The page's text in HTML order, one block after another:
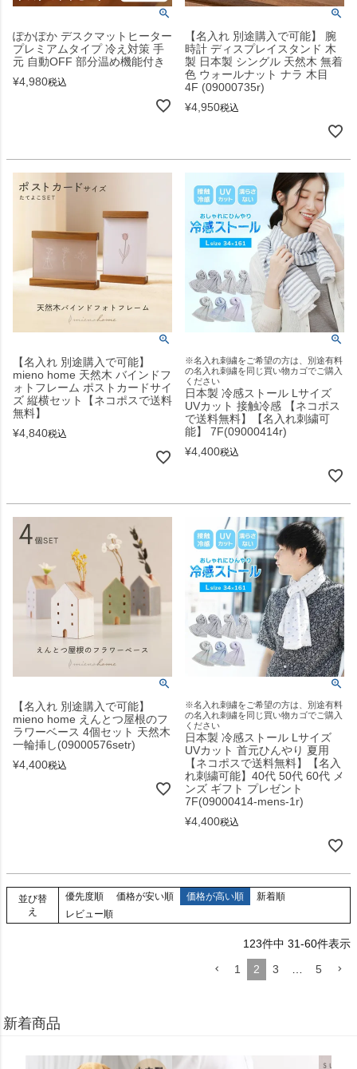
ぽかぽか デスクマットヒーター
プレミアムタイプ 冷え対策 手
元 自動OFF 部分温め機能付き
¥4,980税込
【名入れ 別途購入で可能】 腕
時計 ディスプレイスタンド 木
製 日本製 シングル 天然木 無着
色 ウォールナット ナラ 木目
4F (09000735r)
¥4,950税込
【名入れ 別途購入で可能】
mieno home 天然木 バインドフ
ォトフレーム ポストカードサイ
ズ 縦横セット【ネコポスで送料
無料】
¥4,840税込
※名入れ刺繍をご希望の方は、別途有料
の名入れ刺繍を同じ買い物カゴでご購入
ください
日本製 冷感ストール Lサイズ
UVカット 接触冷感 【ネコポス
で送料無料】【名入れ刺繍可
能】 7F(09000414r)
¥4,400税込
【名入れ 別途購入で可能】
mieno home えんとつ屋根のフ
ラワーベース 4個セット 天然木
一輪挿し(09000576setr)
¥4,400税込
※名入れ刺繍をご希望の方は、別途有料
の名入れ刺繍を同じ買い物カゴでご購入
ください
日本製 冷感ストール Lサイズ
UVカット 首元ひんやり 夏用
【ネコポスで送料無料】【名入
れ刺繍可能】40代 50代 60代 メ
ンズ ギフト プレゼント
7F(09000414-mens-1r)
¥4,400税込
並び替
え
優先度順 価格が安い順 価格が高い順
新着順
レビュー順
123件中 31-60件表示
1
2 3 5
新着商品